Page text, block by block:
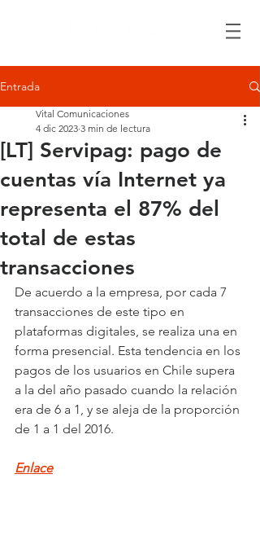
Entrada
[LT] Servipag: pago de
cuentas vía Internet ya
representa el 87% del
total de estas
transacciones
Vital Comunicaciones
4 dic 2023 3 min de lectura
De acuerdo a la empresa, por cada 7
transacciones de este tipo en
plataformas digitales, se realiza una en
forma presencial. Esta tendencia en los
pagos de los usuarios en Chile supera
a la del año pasado cuando la relación
era de 6 a 1, y se aleja de la proporción
de 1 a 1 del 2016.
Enlace